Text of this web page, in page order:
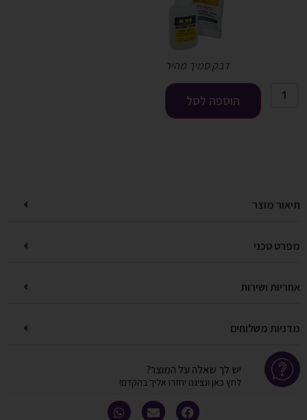
דבק סמיך מהיר
הוספה לסל
תיאור מוצר
מפרט טכני
אחריות ושירות
מדניות משלוחים
יש לך שאלה על המוצר?
לחץ כאן ונציגנו יחזרו אליך בהקדם!